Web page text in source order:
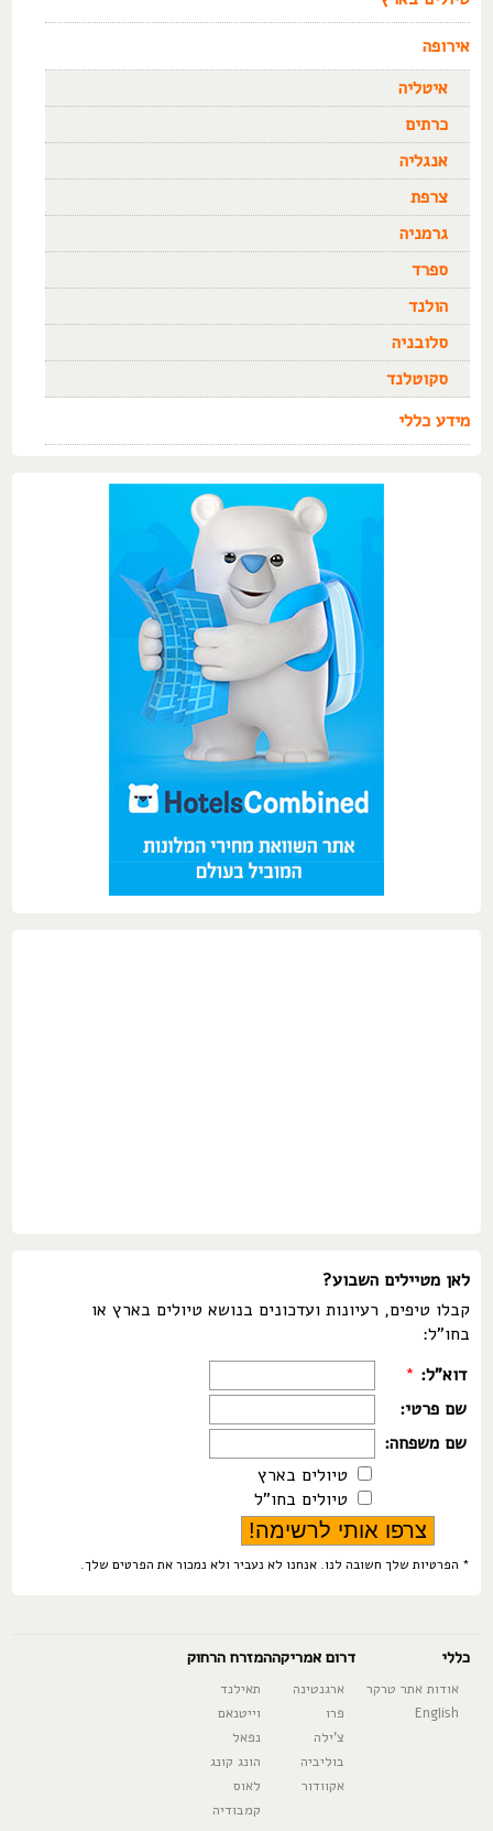
אירופה
איטליה
כרתים
אנגליה
צרפת
גרמניה
ספרד
הולנד
סלובניה
סקוטלנד
מידע כללי
לאן מטיילים השבוע?
קבלו טיפים, רעיונות ועדכונים בנושא טיולים בארץ או
בחו"ל:
דוא"ל: *
שם פרטי:
שם משפחה:
טיולים בארץ
טיולים בחו"ל
* הפרטיות שלך חשובה לנו. אנחנו לא נעביר ולא נמכור את הפרטים שלך.
כללי
אודות אתר טרקר
English
דרום אמריקה
ארגנטינה
פרו
צ'ילה
בוליביה
אקוודור
המזרח הרחוק
תאילנד
וייטנאם
נפאל
הונג קונג
לאוס
קמבודיה